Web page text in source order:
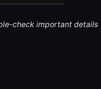
check important details